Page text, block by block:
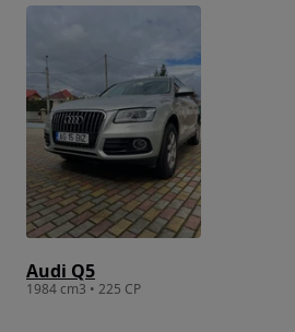
Audi Q5
1984 cm3 • 225 CP